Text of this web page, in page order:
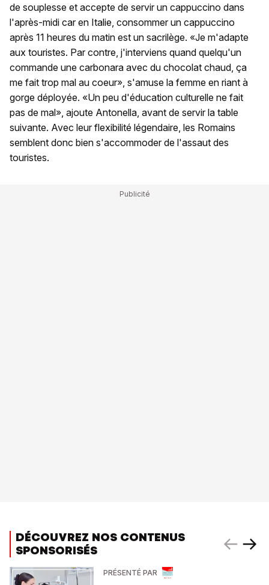
de souplesse et accepte de servir un cappuccino dans
l'après-midi car en Italie, consommer un cappuccino
après 11 heures du matin est un sacrilège. «Je m'adapte
aux touristes. Par contre, j'interviens quand quelqu'un
commande une carbonara avec du chocolat chaud, ça
me fait trop mal au coeur», s'amuse la femme en riant à
gorge déployée. «Un peu d'éducation culturelle ne fait
pas de mal», ajoute Antonella, avant de servir la table
suivante. Avec leur flexibilité légendaire, les Romains
semblent donc bien s'accommoder de l'assaut des
touristes.
DÉCOUVREZ NOS CONTENUS
SPONSORISÉS
PRÉSENTÉ PAR